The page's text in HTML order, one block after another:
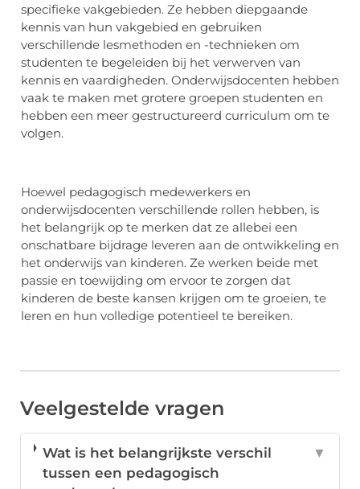
specifieke vakgebieden. Ze hebben diepgaande
kennis van hun vakgebied en gebruiken
verschillende lesmethoden en -technieken om
studenten te begeleiden bij het verwerven van
kennis en vaardigheden. Onderwijsdocenten hebben
vaak te maken met grotere groepen studenten en
hebben een meer gestructureerd curriculum om te
volgen.
Hoewel pedagogisch medewerkers en
onderwijsdocenten verschillende rollen hebben, is
het belangrijk op te merken dat ze allebei een
onschatbare bijdrage leveren aan de ontwikkeling en
het onderwijs van kinderen. Ze werken beide met
passie en toewijding om ervoor te zorgen dat
kinderen de beste kansen krijgen om te groeien, te
leren en hun volledige potentieel te bereiken.
Veelgestelde vragen
Wat is het belangrijkste verschil
tussen een pedagogisch
▼